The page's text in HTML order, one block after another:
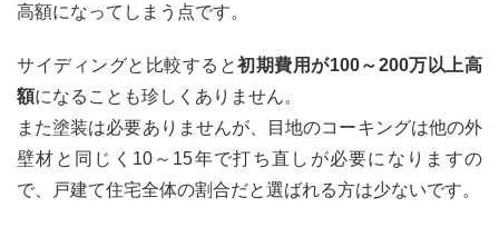
高額になってしまう点です。
サイディングと比較すると初期費用が100～200万以上高
額になることも珍しくありません。
また塗装は必要ありませんが、目地のコーキングは他の外
壁材と同じく10～15年で打ち直しが必要になりますの
で、戸建て住宅全体の割合だと選ばれる方は少ないです。